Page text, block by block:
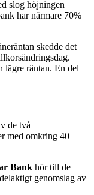
slog höjningen
har närmare 70%
skedde det
lägre räntan. En del
de två
med omkring 40
Bank hör till de
genomslag av